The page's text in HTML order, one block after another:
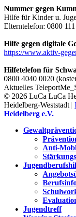
Nummer gegen
Hilfe für Kinder u.
Elterntelefon: 0800
Hilfe gegen digitale
https://www.aktiv-
Hilfetelefon für
0800 4040 0020
Aktuelles
© 2026 LuCa LuCa
Heidelberg-Weststadt |
Heidelberg e.V.
Anti-
Jugendtreff